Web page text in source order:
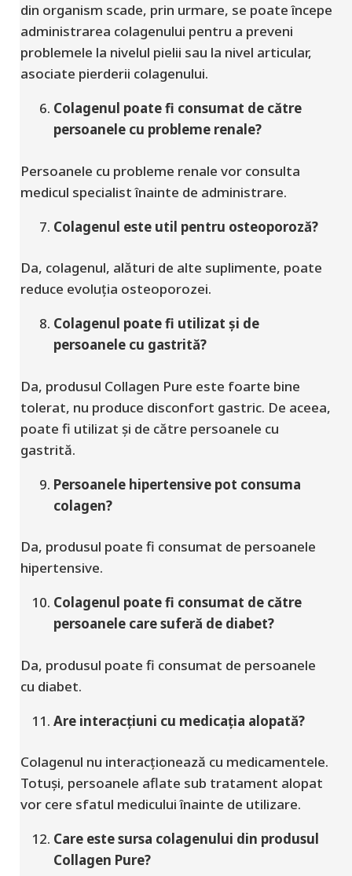
din organism scade, prin urmare, se poate începe
administrarea colagenului pentru a preveni
problemele la nivelul pielii sau la nivel articular,
asociate pierderii colagenului.
Colagenul poate fi consumat de către
persoanele cu probleme renale?
Persoanele cu probleme renale vor consulta
medicul specialist înainte de administrare.
Colagenul este util pentru osteoporoză?
Da, colagenul, alături de alte suplimente, poate
reduce evoluția osteoporozei.
Colagenul poate fi utilizat și de
persoanele cu gastrită?
Da, produsul Collagen Pure este foarte bine
tolerat, nu produce disconfort gastric. De aceea,
poate fi utilizat și de către persoanele cu
gastrită.
Persoanele hipertensive pot consuma
colagen?
Da, produsul poate fi consumat de persoanele
hipertensive.
Colagenul poate fi consumat de către
persoanele care suferă de diabet?
Da, produsul poate fi consumat de persoanele
cu diabet.
Are interacțiuni cu medicația alopată?
Colagenul nu interacționează cu medicamentele.
Totuși, persoanele aflate sub tratament alopat
vor cere sfatul medicului înainte de utilizare.
Care este sursa colagenului din produsul
Collagen Pure?